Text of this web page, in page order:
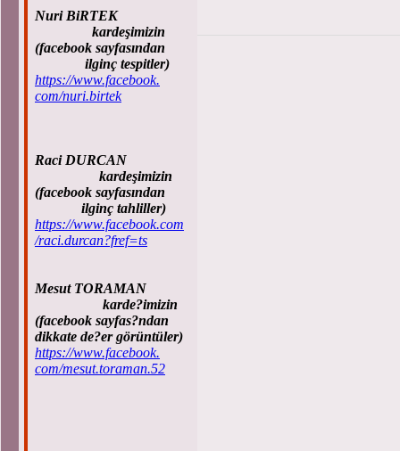
Nuri BiRTEK
kardeşimizin
(facebook sayfasından
ilginç tespitler)
https://www.facebook.
com/nuri.birtek
Raci DURCAN
kardeşimizin
(facebook sayfasından
ilginç tahliller)
https://www.facebook.com
/raci.durcan?fref=ts
Mesut TORAMAN
karde?imizin
(facebook sayfas?ndan
dikkate de?er görüntüler)
https://www.facebook.
com/mesut.toraman.52